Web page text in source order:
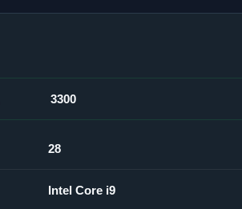
3300
28
Intel Core i9